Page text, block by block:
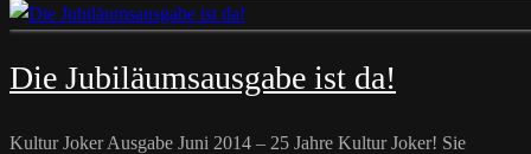
Die Jubiläumsausgabe ist da!
Kultur Joker Ausgabe Juni 2014 – 25 Jahre Kultur Joker! Sie